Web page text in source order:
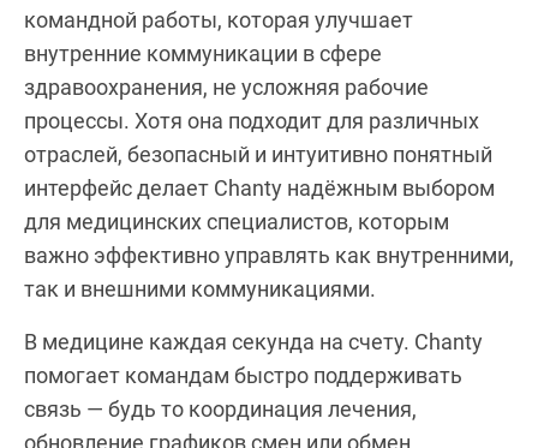
командной работы, которая улучшает
внутренние коммуникации в сфере
здравоохранения, не усложняя рабочие
процессы. Хотя она подходит для различных
отраслей, безопасный и интуитивно понятный
интерфейс делает Chanty надёжным выбором
для медицинских специалистов, которым
важно эффективно управлять как внутренними,
так и внешними коммуникациями.
В медицине каждая секунда на счету. Chanty
помогает командам быстро поддерживать
связь — будь то координация лечения,
обновление графиков смен или обмен